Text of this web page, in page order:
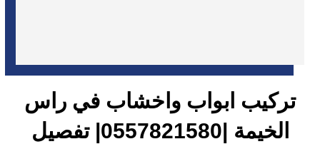
تركيب ابواب واخشاب في راس
الخيمة |0557821580| تفصيل